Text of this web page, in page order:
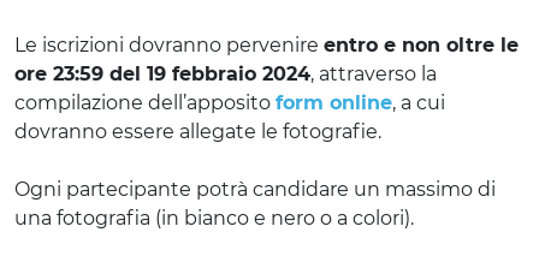
Le iscrizioni dovranno pervenire entro e non oltre le
ore 23:59 del 19 febbraio 2024, attraverso la
compilazione dell’apposito form online, a cui
dovranno essere allegate le fotografie.
Ogni partecipante potrà candidare un massimo di
una fotografia (in bianco e nero o a colori).